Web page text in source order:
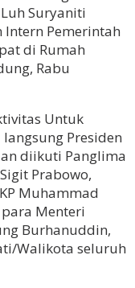
Suryaniti
Intern Pemerintah
di Rumah
Rabu
Untuk
Presiden
diikuti Panglima
Prabowo,
Muhammad
para Menteri
Burhanuddin,
Walikota seluruh